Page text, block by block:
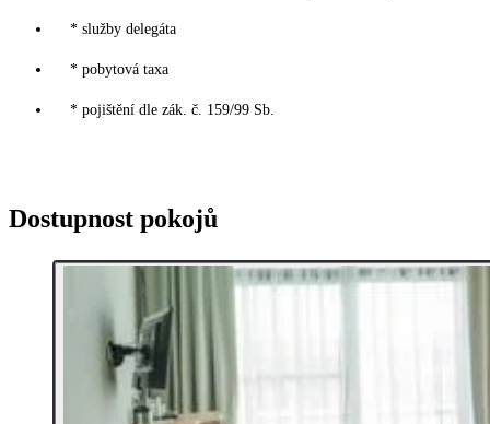
* služby delegáta
* pobytová taxa
* pojištění dle zák. č. 159/99 Sb.
Dostupnost pokojů